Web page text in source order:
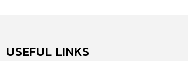
USEFUL LINKS